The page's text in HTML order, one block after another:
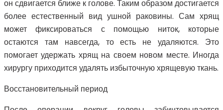
он сдвигается ближе к голове. Таким образом достигается
более естественный вид ушной раковины. Сам хрящ
может фиксироваться с помощью ниток, которые
остаются там навсегда, то есть не удаляются. Это
помогает удержать хрящ на своем новом месте. Иногда
хирургу приходится удалять избыточную хрящевую ткань.
Восстановительный период